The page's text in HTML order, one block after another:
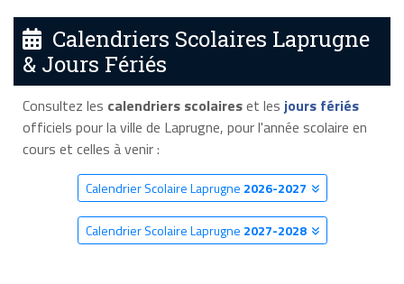
Calendriers Scolaires Laprugne
& Jours Fériés
Consultez les calendriers scolaireset les jours fériés
officiels pour la ville de Laprugne, pour l'année scolaire en
cours et celles à venir :
Calendrier Scolaire Laprugne 2026-2027
Calendrier Scolaire Laprugne 2027-2028